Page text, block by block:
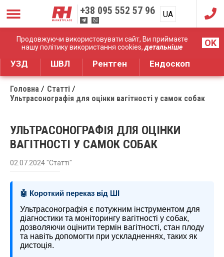
Продовжуючи використовувати сайт, Ви приймаєте
нашу політику використання cookies,детальніше OK
+38 095 552 57 96 UA
RU
Дистрибуція медичного обладнання
УЗД ШВЛ Рентген Ендоскоп
Головна
Статті
Ультрасонографія для оцінки вагітності у самок собак
УЛЬТРАСОНОГРАФІЯ ДЛЯ ОЦІНКИ
ВАГІТНОСТІ У САМОК СОБАК
02.07.2024 "Статті"
🤖 Короткий переказ від ШІ
Ультрасонографія є потужним інструментом для
діагностики та моніторингу вагітності у собак,
дозволяючи оцінити термін вагітності, стан плоду
та навіть допомогти при ускладненнях, таких як
дистоція.